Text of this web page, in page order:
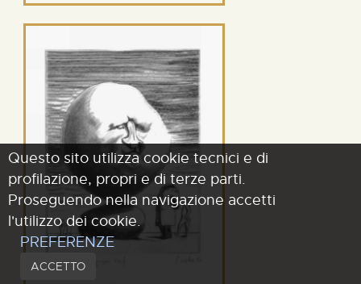
Questo sito utilizza cookie tecnici e di
profilazione, propri e di terze parti.
Proseguendo nella navigazione accetti
l'utilizzo dei cookie.
PREFERENZE
ACCETTO